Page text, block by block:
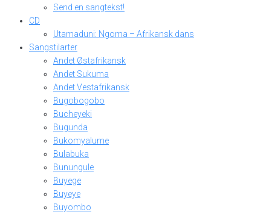
Send en sangtekst!
CD
Utamaduni: Ngoma – Afrikansk dans
Sangstilarter
Andet Østafrikansk
Andet Sukuma
Andet Vestafrikansk
Bugobogobo
Bucheyeki
Bugunda
Bukomyalume
Bulabuka
Bunungule
Buyege
Buyeye
Buyombo